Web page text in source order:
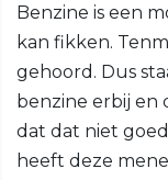
Benzine is een
kan fikken.
gehoord. Dus
benzine erbij en
dat dat niet
heeft deze